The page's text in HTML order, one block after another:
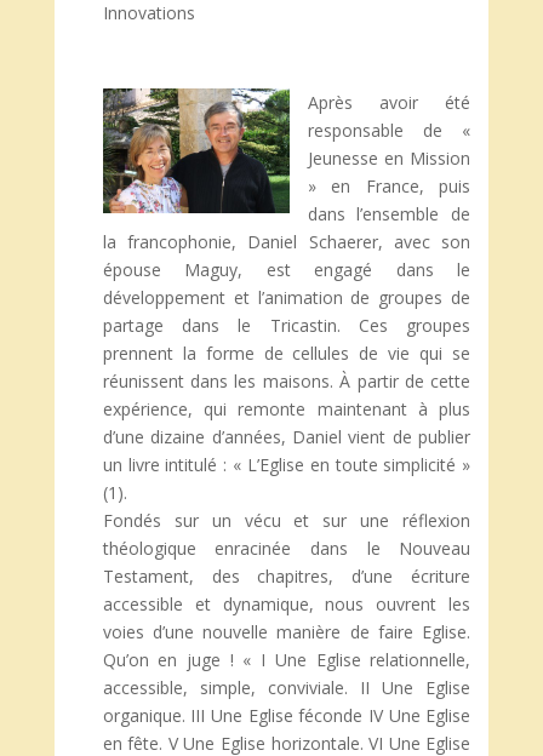
Innovations
Après avoir été
responsable de «
Jeunesse en Mission
» en France, puis
dans l’ensemble de
la francophonie, Daniel Schaerer, avec son
épouse Maguy, est engagé dans le
développement et l’animation de groupes de
partage dans le Tricastin. Ces groupes
prennent la forme de cellules de vie qui se
réunissent dans les maisons. À partir de cette
expérience, qui remonte maintenant à plus
d’une dizaine d’années, Daniel vient de publier
un livre intitulé : « L’Eglise en toute simplicité »
(1).
Fondés sur un vécu et sur une réflexion
théologique enracinée dans le Nouveau
Testament, des chapitres, d’une écriture
accessible et dynamique, nous ouvrent les
voies d’une nouvelle manière de faire Eglise.
Qu’on en juge ! « I Une Eglise relationnelle,
accessible, simple, conviviale. II Une Eglise
organique. III Une Eglise féconde IV Une Eglise
en fête. V Une Eglise horizontale. VI Une Eglise